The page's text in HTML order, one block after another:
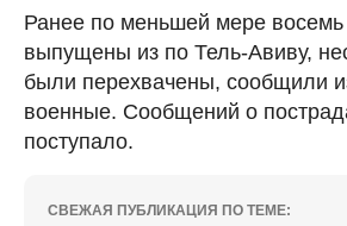
Ранее по меньшей мере восемь
выпущены из по Тель-Авиву,
были перехвачены, сообщили
военные. Сообщений о
поступало.
СВЕЖАЯ ПУБЛИКАЦИЯ ПО ТЕМЕ: